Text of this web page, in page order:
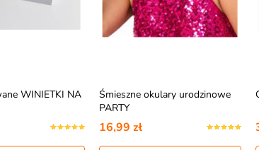
WINIETKI NA
Śmieszne okulary urodzinowe
PARTY
16,99 zł